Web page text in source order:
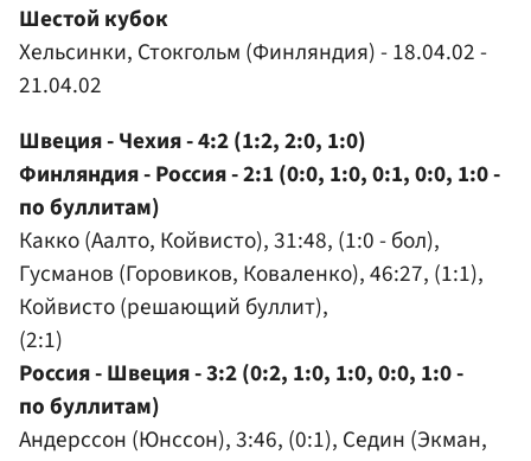
Шестой кубок
Хельсинки, Стокгольм (Финляндия) - 18.04.02 -
21.04.02
Швеция - Чехия - 4:2 (1:2, 2:0, 1:0)
Финляндия - Россия - 2:1 (0:0, 1:0, 0:1, 0:0, 1:0 -
по буллитам)
Какко (Аалто, Койвисто), 31:48, (1:0 - бол),
Гусманов (Горовиков, Коваленко), 46:27, (1:1),
Койвисто (решающий буллит),
(2:1)
Россия - Швеция - 3:2 (0:2, 1:0, 1:0, 0:0, 1:0 -
по буллитам)
Андерссон (Юнссон), 3:46, (0:1), Седин (Экман,